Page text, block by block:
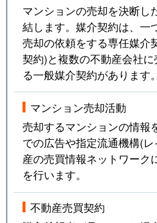
マンションの売却を決断し
結します。媒介契約は、一
売却の依頼をする専任媒介
契約)と複数の不動産会社
る一般媒介契約があります。
マンション売却活動
売却するマンションの情報
での広告や指定流通機構(
産の売買情報ネットワーク
を行います。
不動産売買契約